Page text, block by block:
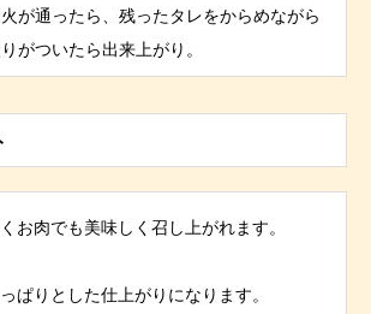
が通ったら、残ったタレをからめながら
がついたら出来上がり。
お肉でも美味しく召し上がれます。
ぱりとした仕上がりになります。